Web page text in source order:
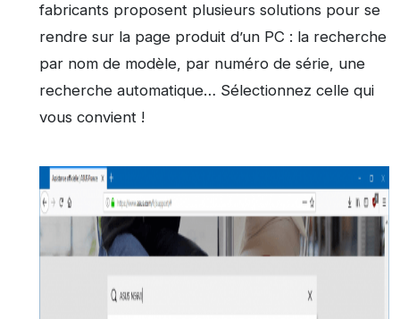
fabricants proposent plusieurs solutions pour se
rendre sur la page produit d’un PC : la recherche
par nom de modèle, par numéro de série, une
recherche automatique… Sélectionnez celle qui
vous convient !